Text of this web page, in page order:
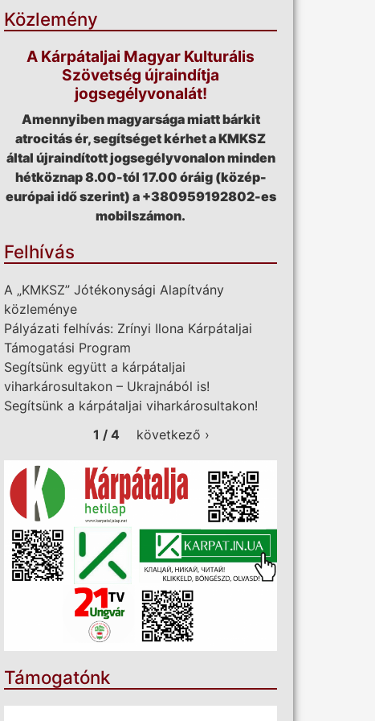
Közlemény
A Kárpátaljai Magyar Kulturális
Szövetség újraindítja
jogsegélyvonalát!
Amennyiben magyarsága miatt bárkit
atrocitás ér, segítséget kérhet a KMKSZ
által újraindított jogsegélyvonalon minden
hétköznap 8.00-tól 17.00 óráig (közép-
európai idő szerint) a +380959192802-es
mobilszámon.
Felhívás
A „KMKSZ” Jótékonysági Alapítvány
közleménye
Pályázati felhívás: Zrínyi Ilona Kárpátaljai
Támogatási Program
Segítsünk együtt a kárpátaljai
viharkárosultakon – Ukrajnából is!
Segítsünk a kárpátaljai viharkárosultakon!
1 / 4
következő ›
Támogatónk